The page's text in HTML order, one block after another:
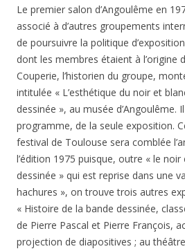
Le premier salon d’Angoulême en
associé à d’autres groupements
de poursuivre la politique
dont les membres étaient à l’origine
Couperie, l’historien du groupe,
intitulée « L’esthétique du noir et
dessinée », au musée d’Angoulême. Il
programme, de la seule exposition.
festival de Toulouse sera comblée
l’édition 1975 puisque, outre « le
dessinée » qui est reprise dans une
hachures », on trouve trois autres
« Histoire de la bande dessinée,
de Pierre Pascal et Pierre François,
projection de diapositives ; au